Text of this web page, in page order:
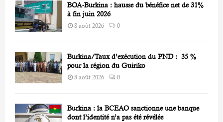
BOA-Burkina : hausse du bénéfice net de 31%
à fin juin 2026
8 août 2026 0
Burkina/Taux d’exécution du PND : 35 %
pour la région du Guiriko
8 août 2026 0
Burkina : la BCEAO sanctionne une banque
dont l’identité n’a pas été révélée